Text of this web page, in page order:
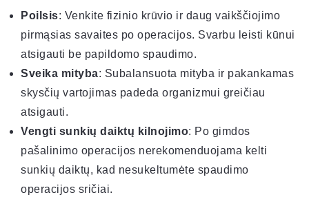
Poilsis: Venkite fizinio krūvio ir daug vaikščiojimo
pirmąsias savaites po operacijos. Svarbu leisti kūnui
atsigauti be papildomo spaudimo.
Sveika mityba: Subalansuota mityba ir pakankamas
skysčių vartojimas padeda organizmui greičiau
atsigauti.
Vengti sunkių daiktų kilnojimo: Po gimdos
pašalinimo operacijos nerekomenduojama kelti
sunkių daiktų, kad nesukeltumėte spaudimo
operacijos sričiai.